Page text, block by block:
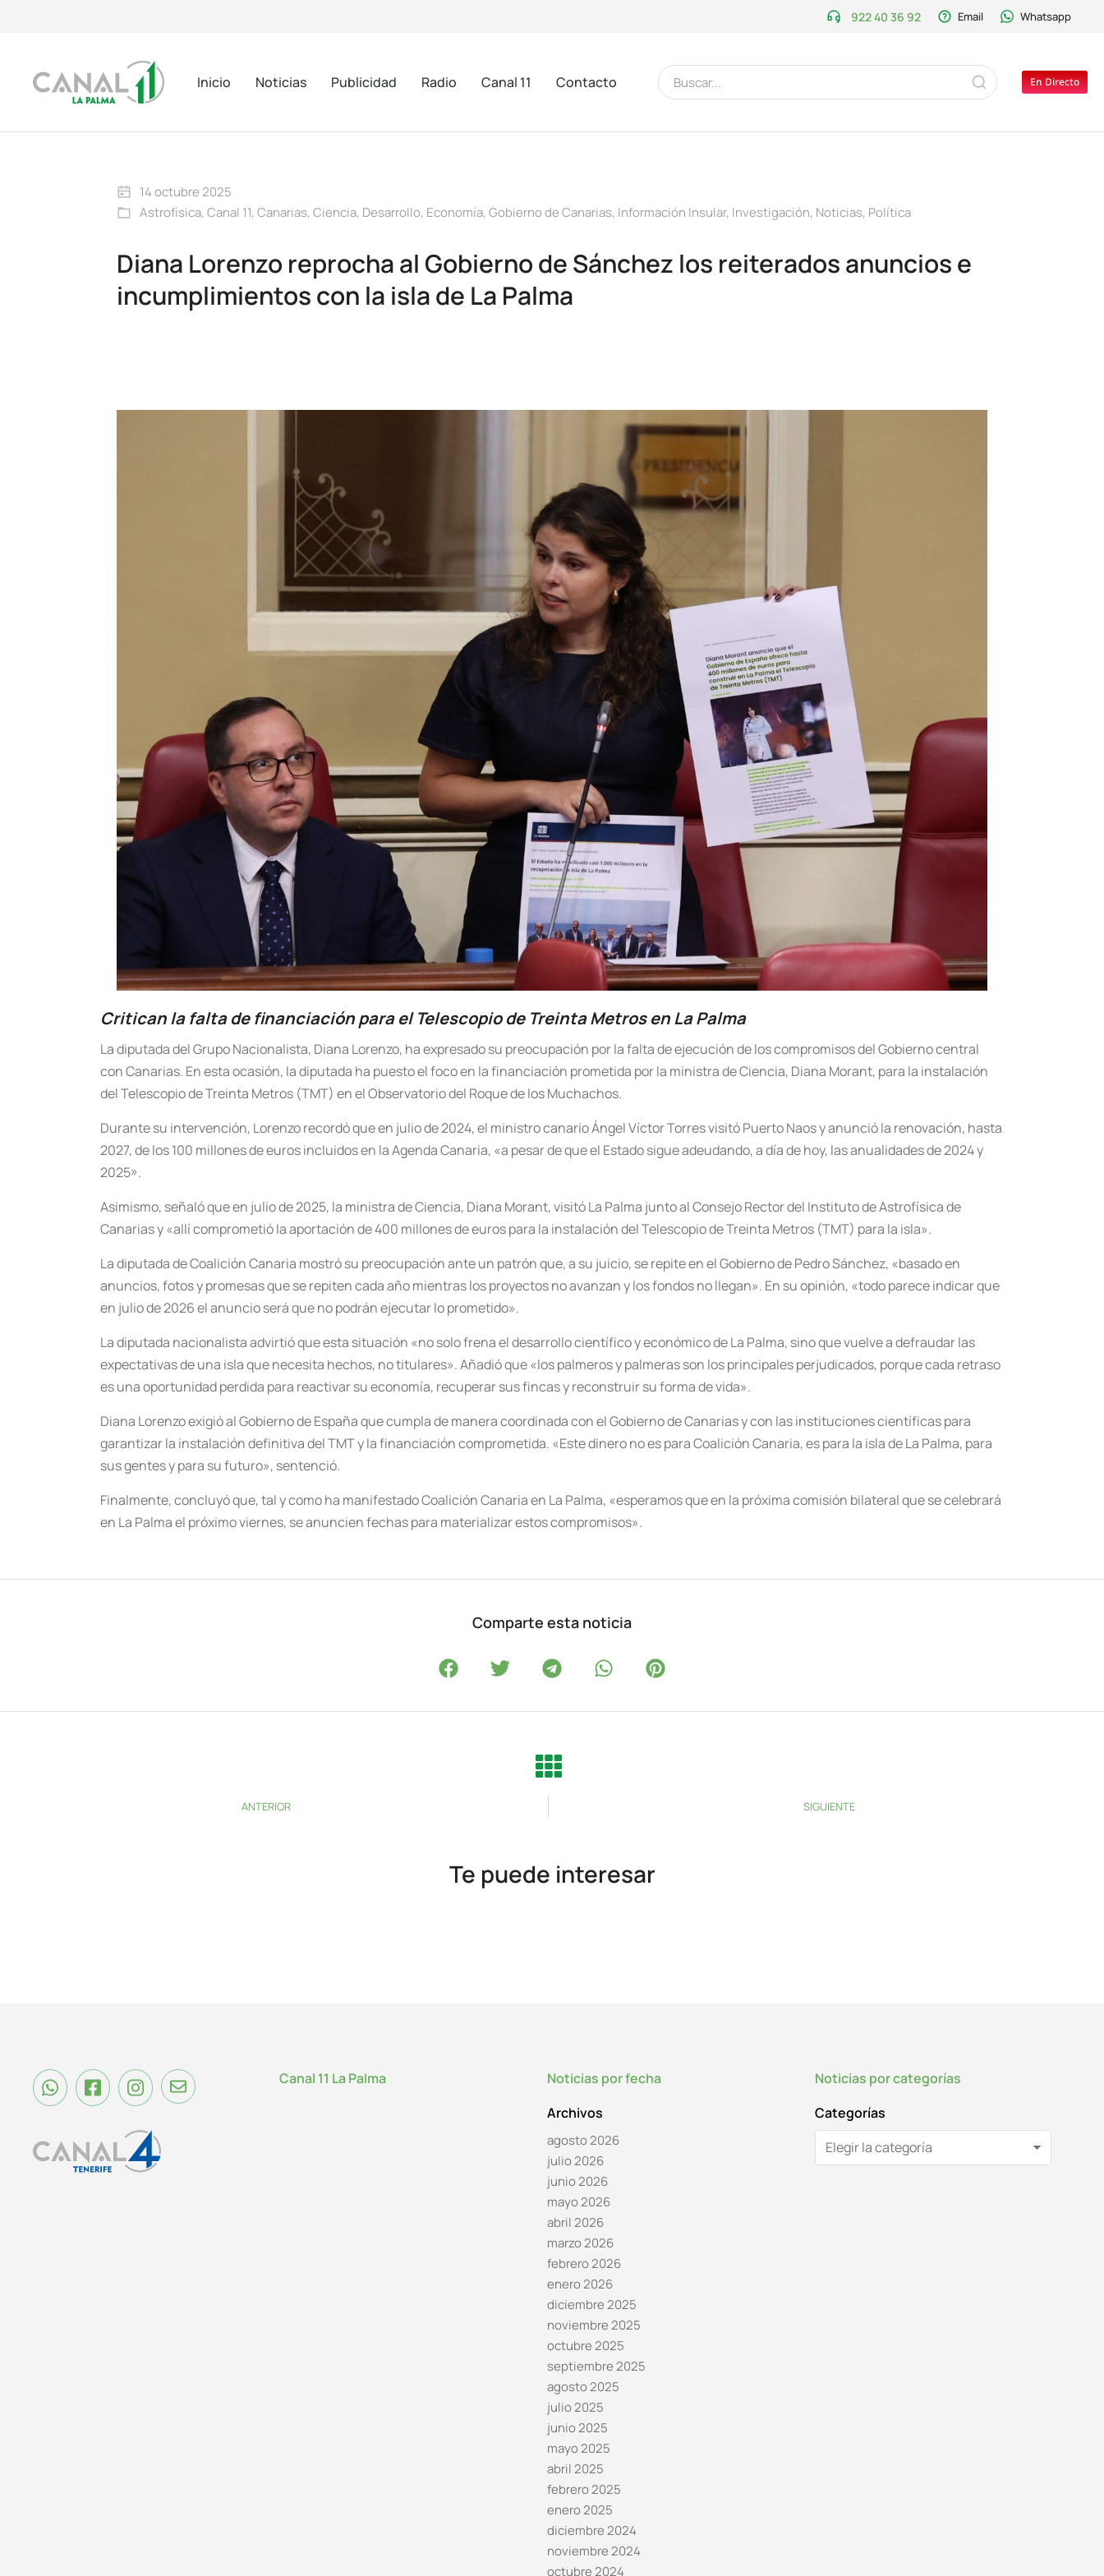
922 40 36 92 Email Whatsapp
Inicio Noticias Publicidad Radio Canal 11 Contacto En Directo
14 octubre 2025
Astrofísica, Canal 11, Canarias, Ciencia, Desarrollo, Economía, Gobierno de Canarias, Información Insular, Investigación, Noticias, Política
Diana Lorenzo reprocha al Gobierno de Sánchez los reiterados anuncios e
incumplimientos con la isla de La Palma
Critican la falta de financiación para el Telescopio de Treinta Metros en La Palma
La diputada del Grupo Nacionalista, Diana Lorenzo, ha expresado su preocupación por la falta de ejecución de los compromisos del Gobierno central
con Canarias. En esta ocasión, la diputada ha puesto el foco en la financiación prometida por la ministra de Ciencia, Diana Morant, para la instalación
del Telescopio de Treinta Metros (TMT) en el Observatorio del Roque de los Muchachos.
Durante su intervención, Lorenzo recordó que en julio de 2024, el ministro canario Ángel Víctor Torres visitó Puerto Naos y anunció la renovación, hasta
2027, de los 100 millones de euros incluidos en la Agenda Canaria, «a pesar de que el Estado sigue adeudando, a día de hoy, las anualidades de 2024 y
2025».
Asimismo, señaló que en julio de 2025, la ministra de Ciencia, Diana Morant, visitó La Palma junto al Consejo Rector del Instituto de Astrofísica de
Canarias y «allí comprometió la aportación de 400 millones de euros para la instalación del Telescopio de Treinta Metros (TMT) para la isla».
La diputada de Coalición Canaria mostró su preocupación ante un patrón que, a su juicio, se repite en el Gobierno de Pedro Sánchez, «basado en
anuncios, fotos y promesas que se repiten cada año mientras los proyectos no avanzan y los fondos no llegan». En su opinión, «todo parece indicar que
en julio de 2026 el anuncio será que no podrán ejecutar lo prometido».
La diputada nacionalista advirtió que esta situación «no solo frena el desarrollo científico y económico de La Palma, sino que vuelve a defraudar las
expectativas de una isla que necesita hechos, no titulares». Añadió que «los palmeros y palmeras son los principales perjudicados, porque cada retraso
es una oportunidad perdida para reactivar su economía, recuperar sus fincas y reconstruir su forma de vida».
Diana Lorenzo exigió al Gobierno de España que cumpla de manera coordinada con el Gobierno de Canarias y con las instituciones científicas para
garantizar la instalación definitiva del TMT y la financiación comprometida. «Este dinero no es para Coalición Canaria, es para la isla de La Palma, para
sus gentes y para su futuro», sentenció.
Finalmente, concluyó que, tal y como ha manifestado Coalición Canaria en La Palma, «esperamos que en la próxima comisión bilateral que se celebrará
en La Palma el próximo viernes, se anuncien fechas para materializar estos compromisos».
Comparte esta noticia
ANTERIOR SIGUIENTE
Te puede interesar
Canal 11 La Palma
Noticias por fecha
Archivos
agosto 2026
julio 2026
junio 2026
mayo 2026
abril 2026
marzo 2026
febrero 2026
enero 2026
diciembre 2025
noviembre 2025
octubre 2025
septiembre 2025
agosto 2025
julio 2025
junio 2025
mayo 2025
abril 2025
febrero 2025
enero 2025
diciembre 2024
noviembre 2024
octubre 2024
Noticias por categorías
Categorías